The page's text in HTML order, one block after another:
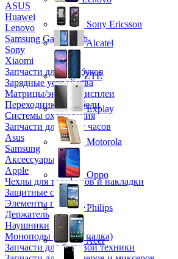
ASUS
Huawei
Lenovo
Samsung Galaxy Tab
Sony
Xiaomi
Запчасти для ноутбуков
Зарядные устройства
Матрицы/экраны/дисплеи
Переходники и кабели
Системы охлаждения
Запчасти для смарт часов
Asus
Samsung
Аксессуары
Apple
Чехлы для телефонов и накладки
Защитные стекла
Элементы питания
Держатель
Наушники
Моноподы (Селфи палка)
Запчасти для бытовой техники
Sony Ericsson
Alcatel
ZTE
Explay
Motorola
Oppo
Philips
Acer